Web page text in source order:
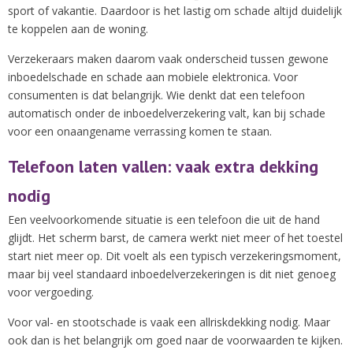
sport of vakantie. Daardoor is het lastig om schade altijd duidelijk
te koppelen aan de woning.
Verzekeraars maken daarom vaak onderscheid tussen gewone
inboedelschade en schade aan mobiele elektronica. Voor
consumenten is dat belangrijk. Wie denkt dat een telefoon
automatisch onder de inboedelverzekering valt, kan bij schade
voor een onaangename verrassing komen te staan.
Telefoon laten vallen: vaak extra dekking
nodig
Een veelvoorkomende situatie is een telefoon die uit de hand
glijdt. Het scherm barst, de camera werkt niet meer of het toestel
start niet meer op. Dit voelt als een typisch verzekeringsmoment,
maar bij veel standaard inboedelverzekeringen is dit niet genoeg
voor vergoeding.
Voor val- en stootschade is vaak een allriskdekking nodig. Maar
ook dan is het belangrijk om goed naar de voorwaarden te kijken.